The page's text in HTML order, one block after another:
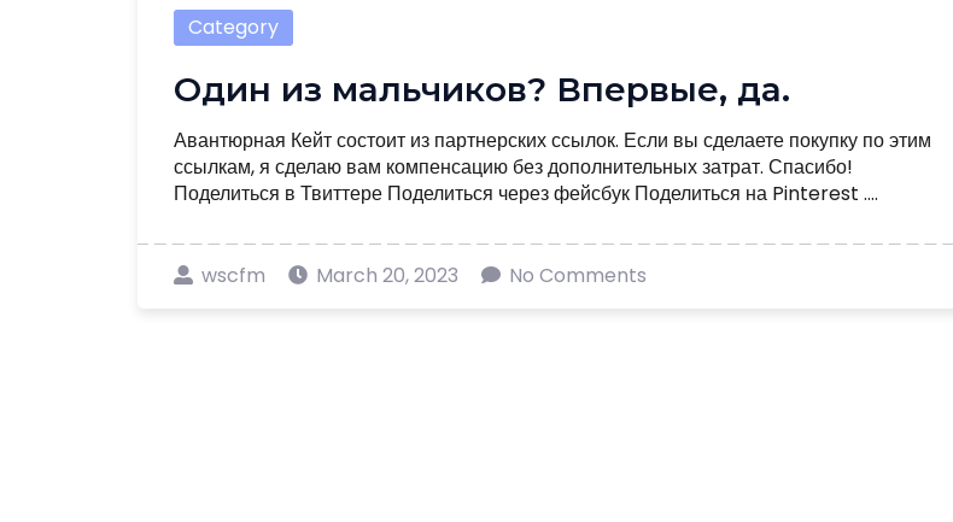
Category
Один из мальчиков? Впервые, да.
Авантюрная Кейт состоит из партнерских ссылок. Если вы сделаете покупку по этим
ссылкам, я сделаю вам компенсацию без дополнительных затрат. Спасибо!
Поделиться в Твиттере Поделиться через фейсбук Поделиться на Pinterest ....
wscfm March 20, 2023 No Comments